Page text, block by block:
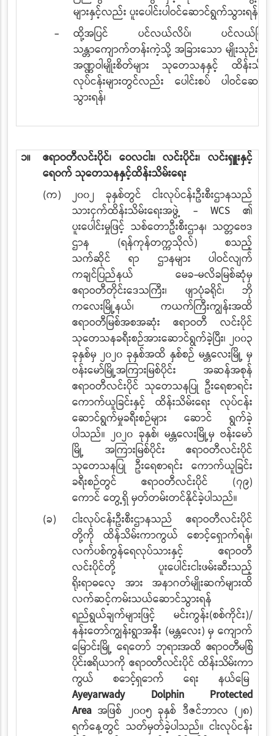
များနှင့်လည်း ပူးပေါင်းပါဝင်ဆောင်ရွက်သွားရန်
-
ထို့အပြင် ပင်လယ်လိပ်၊ ပင်လယ်မြက်
သန္တာကျောက်တန်းကဲ့သို့ အခြားသော မျိုးသုဉ်း
အဏ္ဏဝါမျိုးစိတ်များ သုတေသနနှင့် ထိန်းသိမ်း
လုပ်ငန်းများတွင်လည်း ပေါင်းစပ်
ပါဝင်ဆော
သွားရန်၊
၁။
ဧရာဝတီလင်းပိုင်၊ ဝေလငါး၊ လင်းပိုင်း၊ လင်းရှူးနှင့်
ရေဝက် သုတေသနနှင့်ထိန်းသိမ်းရေး
(က)
၂၀၀၂
ခုနှစ်တွင် ငါးလုပ်ငန်းဦးစီးဌာနသည်
သားငှက်ထိန်းသိမ်းရေးအဖွဲ့
- WCS၏
ပူးပေါင်းမှုဖြင့် သစ်တောဦးစီးဌာန၊ သတ္တဗေဒ
ဌာန
(ရန်ကုန်တက္ကသိုလ်) စသည့်
သက်ဆိုင်
ရာ
ဌာနများ ပါဝင်လျက်
ကချင်ပြည်နယ် မေခ-မလိခမြစ်ဆုံမှ
ဧရာဝတီတိုင်းဒေသကြီး၊ ဖျာပုံခရိုင်၊ ဘို
ကလေးမြို့နယ်၊ ကယက်ကြီးကျွန်းအထိ
ဧရာဝတီမြစ်အစအဆုံး ဧရာဝတီ
လင်းပိုင်
သုတေသနခရီးစဉ်အားဆောင်ရွက်ခဲ့ပြီး၊ ၂၀၀၃
ခုနှစ်မှ ၂၀၂၀ ခုနှစ်အထိ နှစ်စဉ် မန္တလေးမြို့ မှ
ဗန်းမော်မြို့အကြားမြစ်ပိုင်း အဆန်အစုန်
ဧရာဝတီလင်းပိုင် သုတေသနပြု ဦးရေစာရင်း
ကောက်ယူခြင်းနှင့် ထိန်းသိမ်းရေး လုပ်ငန်း
ဆောင်ရွက်မှုခရီးစဉ်များ ဆောင်
ရွက်ခဲ့
ပါသည်။ ၂၀၂၀ ခုနှစ်၊ မန္တလေးမြို့မှ ဗန်းမော်
မြို့ အကြားမြစ်ပိုင်း ဧရာဝတီလင်းပိုင်
သုတေသနပြု ဦးရေစာရင်း ကောက်ယူခြင်း
ခရီးစဉ်တွင် ဧရာဝတီလင်းပိုင် (၇၉)
ကောင် တွေ့ရှိ မှတ်တမ်းတင်နိုင်ခဲ့ပါသည်။
(ခ)
ငါးလုပ်ငန်းဦးစီးဌာနသည် ဧရာဝတီလင်းပိုင်
တို့ကို ထိန်သိမ်းကာကွယ် စောင့်ရှောက်ရန်၊
လက်ပစ်ကွန်ရေလုပ်သားနှင့် ဧရာဝတီ
လင်းပိုင်တို့ ပူးပေါင်းငါးဖမ်းဆီးသည့်
ရိုးရာဓလေ့
အား အနာဂတ်မျိုးဆက်များထိ
လက်ဆင့်ကမ်းသယ်ဆောင်သွားရန်
ရည်ရွယ်ချက်များဖြင့် မင်းကွန်း(စစ်ကိုင်း)/
နန်းတော်ကျွန်းရွာအနီး (မန္တလေး) မှ ကျောက်
မြောင်းမြို့ ရေတော် ဘုရားအထိ ဧရာဝတီမြစ်
ပိုင်းဧရိယာကို ဧရာဝတီလင်းပိုင် ထိန်းသိမ်းကာ
ကွယ် စောင့်ရှောက်
ရေး
နယ်မြေ
Ayeyarwady Dolphin Protected
Areaအဖြစ် ၂၀၀၅ ခုနှစ် ဒီဇင်ဘာလ (၂၈)
ရက်နေ့တွင် သတ်မှတ်ခဲ့ပါသည်။ ငါးလုပ်ငန်း